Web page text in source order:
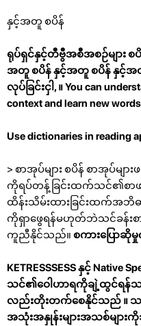
နှင့်အတူ စပိန်
ရုပ်ရှင်နှင့်တီဗွီအစီအစဉ်များ
အတူ စပိန် နှင့်အတူ စပိန် နှင့်
လုပ်ခြင်းငှါ, ။ You can
context and learn new
Use dictionaries in reading
> စာအုပ်များ စပိန် စာအုပ်မ
ကိုရပ်တန့်ခြင်းထက်သင်၏စ
ထိန်းသိမ်းထားခြင်းထက်အ
ကိုရှာဖွေရန်မဟုတ်ဘဲသင်ခန်း
ကူညီနိုင်သည်။ စကားပြောဆိုမှု
KETRESSSESS နှင့် Native
သင်၏ဝေါဟာရကိုချဲ့ထွင်ရ
လည်းတိုးတက်စေနိုင်သည် ။ သ
အသုံးအနှုန်းများအသစ်မျ